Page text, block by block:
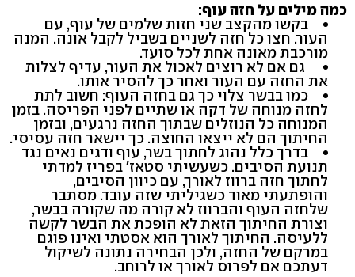
כמה מילים על חזה עוף:
בקשו מהקצב שני חזות שלמים של עוף, עם
העור. חצו כל חזה לשניים בשביל לקבל אונה. המנה
מורכבת מאונה אחת לכל סועד.
גם אם לא רוצים לאכול את העור, עדיף לצלות
את החזה עם העור ואחר כך להסיר אותו.
כמו בבשר צלוי כך גם בחזה העוף: חשוב לתת
לחזה מנוחה של דקה או שתיים לפני הפריסה. בזמן
המנוחה כל הנוזלים שבתוך החזה נרגעים, ובזמן
החיתוך הם לא ייצאו החוצה. כך יישאר חזה עסיסי.
בדרך כלל נהוג לחתוך בשר, עוף ודגים נאים נגד
תנועת הסיבים. כשעשיתי סטאז' בפריז למדתי
לחתוך חזה ברווז לאורך, עם כיוון הסיבים,
והופתעתי מאוד כשגיליתי שזה עובד. מסתבר
שלחזה העוף והברווז לא קורה מה שקורה בבשר,
וצורת החיתוך הזאת לא הופכת את הבשר לקשה
ללעיסה. החיתוך לאורך הוא אסטתי ואינו פוגם
במרקם של החזה, ולכן הבחירה נתונה לשיקול
דעתכם אם לפרוס לאורך או לרוחב.